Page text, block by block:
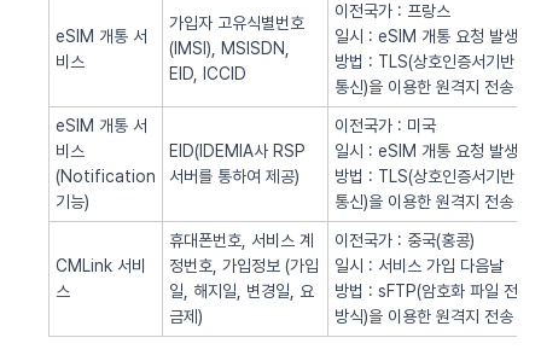
eSIM 개통 서
비스
가입자 고유식별번호
(IMSI), MSISDN,
EID, ICCID
이전국가 : 프랑스
일시 : eSIM 개통 요청 발생시
방법 : TLS(상호인증서기반
통신)을 이용한 원격지 전송
eSIM 개통 서
비스
(Notification
기능)
EID(IDEMIA사 RSP
서버를 통하여 제공)
이전국가 : 미국
일시 : eSIM 개통 요청 발생시
방법 : TLS(상호인증서기반
통신)을 이용한 원격지 전송
CMLink 서비
스
휴대폰번호, 서비스 계
정번호, 가입정보 (가입
일, 해지일, 변경일, 요
금제)
이전국가 : 중국(홍콩)
일시 : 서비스 가입 다음날
방법 : sFTP(암호화 파일 전송
방식)을 이용한 원격지 전송